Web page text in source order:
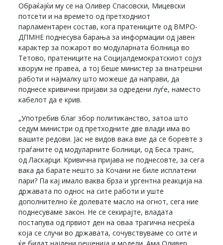
Обраќајќи му се на Оливер Спасовски, Мицевски
потсети и на времето од претходниот
парламентарен состав, кога пратениците од ВМРО-
ДПМНЕ поднесува барања за информации од јавен
карактер за пожарот во модуларната болница во
Тетово, пратениците на Социјалдемократскиот сојуз
кворум не правеа, а тој беше министер за внатрешни
работи и најмалку што можеше да направи, да
поднесе кривични пријави за одредени луѓе, наместо
кабелот да е крив.
„Употребив благ збор политиканство, затоа што
седум министри од претходните две влади има во
вашите редови. Јас не видов вака вие да се боревте з
граѓаните од модуларните болници, од Беса транс,
од Ласкарци. Кривична пријава не поднесовте, за сега
вака да барате нешто за Кочани не биле исплатени
пари? Па кај имало ваква брза и ургентна реакција на
државата по однос на сите работи и уште
дополнително ќе долевате масло на огнот, сега ние
поднесуваме закон. Не се секирајте, владата
постапува од првиот ден на оваа трагична несреќа
која се случи во државата, сочувствуваме со сите и